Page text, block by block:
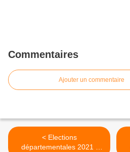
Commentaires
Ajouter un commentaire
< Elections
départementales 2021 :